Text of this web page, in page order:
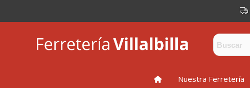
INICIONuestra Ferretería